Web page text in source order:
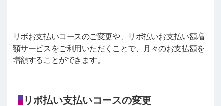
リボお支払いコースのご変更や、リボ払いお支払い額増
額サービスをご利用いただくことで、月々のお支払額を
増額することができます。
リボ払い支払いコースの変更